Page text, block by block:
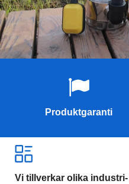
Produktgaranti
Vi tillverkar olika